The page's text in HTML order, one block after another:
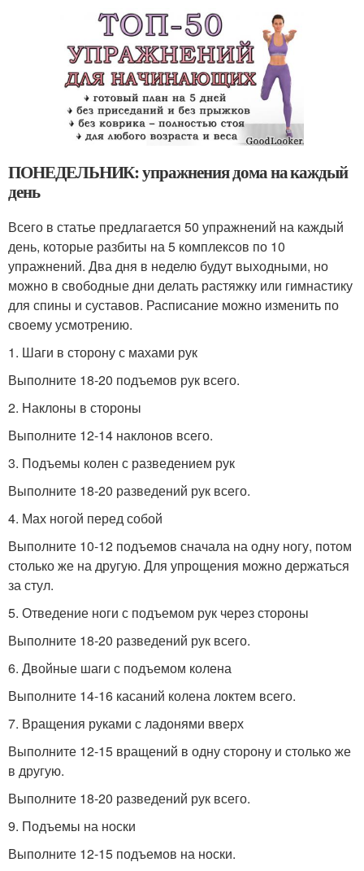
ПОНЕДЕЛЬНИК: упражнения дома на каждый
день
Всего в статье предлагается 50 упражнений на каждый
день, которые разбиты на 5 комплексов по 10
упражнений. Два дня в неделю будут выходными, но
можно в свободные дни делать растяжку или гимнастику
для спины и суставов. Расписание можно изменить по
своему усмотрению.
1. Шаги в сторону с махами рук
Выполните 18-20 подъемов рук всего.
2. Наклоны в стороны
Выполните 12-14 наклонов всего.
3. Подъемы колен с разведением рук
Выполните 18-20 разведений рук всего.
4. Мах ногой перед собой
Выполните 10-12 подъемов сначала на одну ногу, потом
столько же на другую. Для упрощения можно держаться
за стул.
5. Отведение ноги с подъемом рук через стороны
Выполните 18-20 разведений рук всего.
6. Двойные шаги с подъемом колена
Выполните 14-16 касаний колена локтем всего.
7. Вращения руками с ладонями вверх
Выполните 12-15 вращений в одну сторону и столько же
в другую.
Выполните 18-20 разведений рук всего.
9. Подъемы на носки
Выполните 12-15 подъемов на носки.